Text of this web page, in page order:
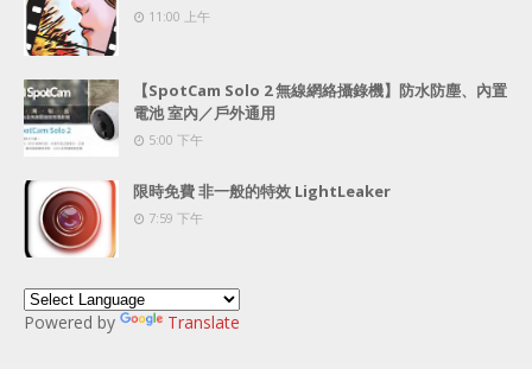
11:00 上午
【SpotCam Solo 2 無線網絡攝錄機】防水防塵、內置
電池 室內／戶外通用
5:00 下午
限時免費 非一般的特效 LightLeaker
7:59 下午
Powered by Translate